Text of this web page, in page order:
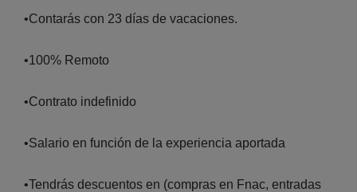
•Contarás con 23 días de vacaciones.
•100% Remoto
•Contrato indefinido
•Salario en función de la experiencia aportada
•Tendrás descuentos en (compras en Fnac, entradas